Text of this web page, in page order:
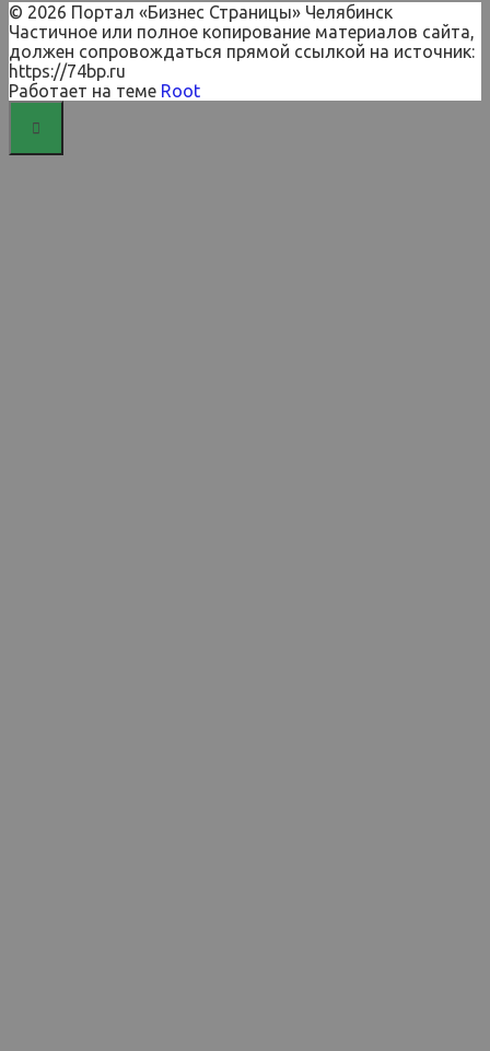
© 2026 Портал «Бизнес Страницы» Челябинск
Частичное или полное копирование материалов сайта,
должен сопровождаться прямой ссылкой на источник:
https://74bp.ru
Работает на теме Root